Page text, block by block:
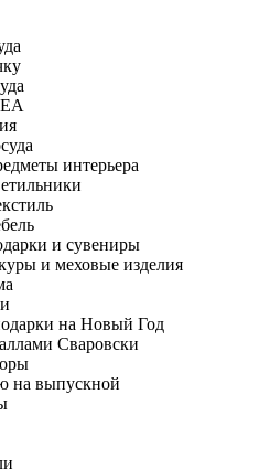
интерьера
и сувениры
и меховые изделия
на Новый Год
Сваровски
на выпускной